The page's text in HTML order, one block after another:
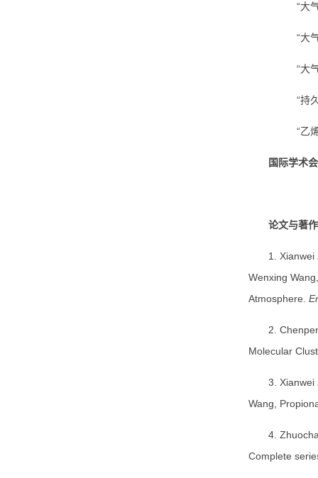
“大
“大
“大
“持
“乙
国际学术
论文与著
1.
Wenxing
Atmosphere. E
2.
Molecular
3. Xianwei
Wang,
4.
Complete